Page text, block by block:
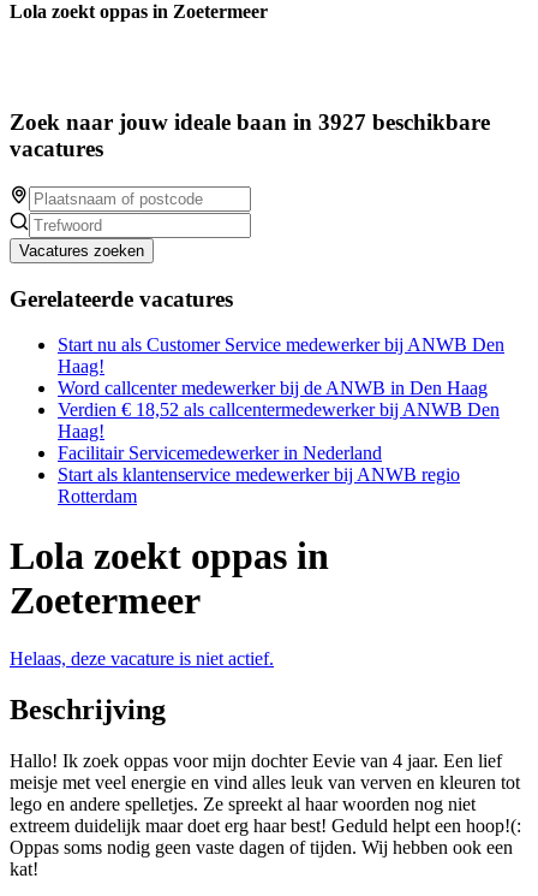
Lola zoekt oppas in Zoetermeer
Zoek naar jouw ideale baan in 3927 beschikbare
vacatures
Vacatures zoeken
Gerelateerde vacatures
Start nu als Customer Service medewerker bij ANWB Den
Haag!
Word callcenter medewerker bij de ANWB in Den Haag
Verdien € 18,52 als callcentermedewerker bij ANWB Den
Haag!
Facilitair Servicemedewerker in Nederland
Start als klantenservice medewerker bij ANWB regio
Rotterdam
Lola zoekt oppas in
Zoetermeer
Helaas, deze vacature is niet actief.
Beschrijving
Hallo! Ik zoek oppas voor mijn dochter Eevie van 4 jaar. Een lief
meisje met veel energie en vind alles leuk van verven en kleuren tot
lego en andere spelletjes. Ze spreekt al haar woorden nog niet
extreem duidelijk maar doet erg haar best! Geduld helpt een hoop!(:
Oppas soms nodig geen vaste dagen of tijden. Wij hebben ook een
kat!